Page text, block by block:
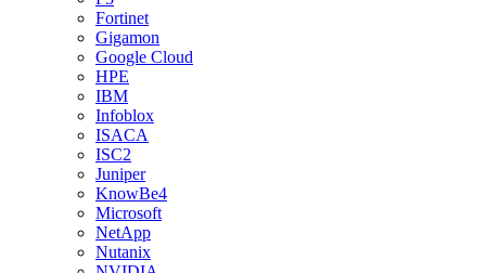
Fortinet
Gigamon
Google Cloud
HPE
IBM
Infoblox
ISACA
ISC2
Juniper
KnowBe4
Microsoft
NetApp
Nutanix